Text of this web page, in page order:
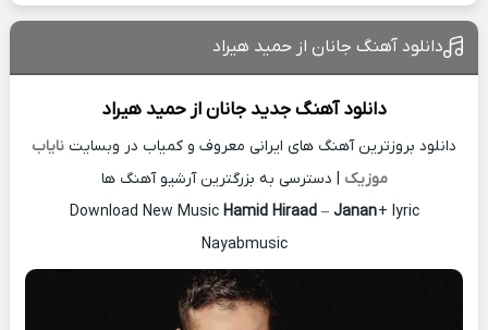
دانلود آهنگ جانان از حمید هیراد
دانلود آهنگ جدید جانان ازحمید هیراد
دانلود بروزترین آهنگ های ایرانی معروف و کمیاب در وبسایت نایاب
موزیک | دسترسی به بزرگترین آرشیو آهنگ ها
Download New Music Hamid Hiraad– Janan+ lyric
Nayabmusic